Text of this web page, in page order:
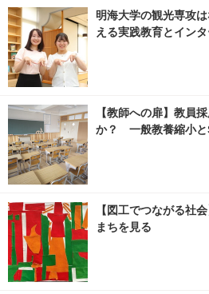
明海大学の観光専攻
える実践教育とイン
【教師への扉】教員
か？ 一般教養縮小と
【図工でつながる社
まちを見る